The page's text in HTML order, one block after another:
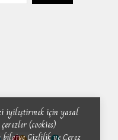
iyileştirmek için yasal
(cookies)
bilgiyeGizlilik ve Çerez